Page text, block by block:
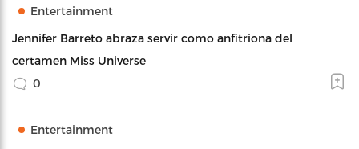
Entertainment
Jennifer Barreto abraza servir como anfitriona del
certamen Miss Universe
0
Entertainment